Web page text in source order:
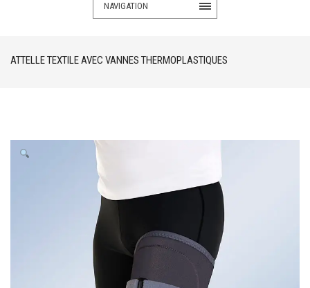
NAVIGATION
ATTELLE TEXTILE AVEC VANNES THERMOPLASTIQUES